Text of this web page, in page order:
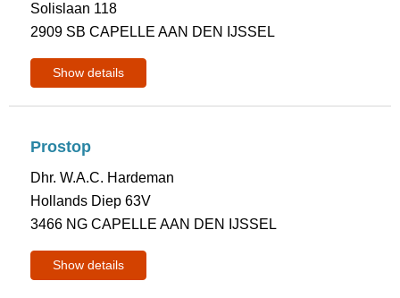
Solislaan 118
2909 SB CAPELLE AAN DEN IJSSEL
Show details
Prostop
Dhr. W.A.C. Hardeman
Hollands Diep 63V
3466 NG CAPELLE AAN DEN IJSSEL
Show details